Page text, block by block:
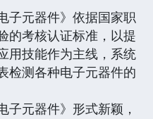
元器件》依据国家职
的考核认证标准，以提
用技能作为主线，系统
检测各种电子元器件的
元器件》形式新颖，